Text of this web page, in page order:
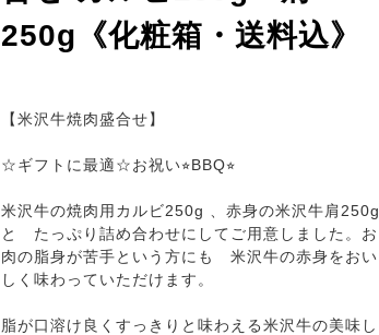
250g《化粧箱・送料込》
【米沢牛焼肉盛合せ】
☆ギフトに最適☆お祝い⭐︎BBQ⭐︎
米沢牛の焼肉用カルビ250g 、赤身の米沢牛肩250g
と たっぷり詰め合わせにしてご用意しました。お
肉の脂身が苦手という方にも 米沢牛の赤身をおい
しく味わっていただけます。
脂が口溶け良くすっきりと味わえる米沢牛の美味し